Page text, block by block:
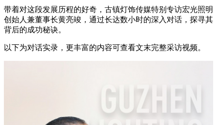
带着对这段发展历程的好奇，古镇灯饰传媒特别专访宏光照明
创始人兼董事长黄亮竣，通过长达数小时的深入对话，探寻其
背后的成功秘诀。
以下为对话实录，更丰富的内容可查看文末完整采访视频。